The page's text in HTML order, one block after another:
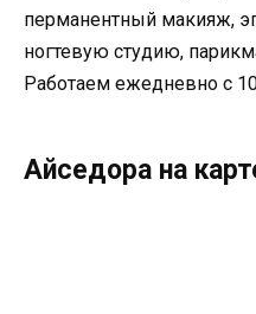
перманентный макияж,
ногтевую студию,
Работаем ежедневно с
Айседора на